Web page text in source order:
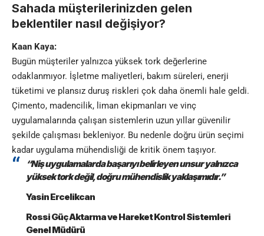
Sahada müşterilerinizden gelen
beklentiler nasıl değişiyor?
Kaan Kaya:
Bugün müşteriler yalnızca yüksek tork değerlerine
odaklanmıyor. İşletme maliyetleri, bakım süreleri, enerji
tüketimi ve plansız duruş riskleri çok daha önemli hale geldi.
Çimento, madencilik, liman ekipmanları ve vinç
uygulamalarında çalışan sistemlerin uzun yıllar güvenilir
şekilde çalışması bekleniyor. Bu nedenle doğru ürün seçimi
kadar uygulama mühendisliği de kritik önem taşıyor.
“Niş uygulamalarda başarıyı belirleyen unsur yalnızca
yüksek tork değil, doğru mühendislik yaklaşımıdır.”
Yasin Ercelikcan
Rossi Güç Aktarma ve Hareket Kontrol Sistemleri
Genel Müdürü